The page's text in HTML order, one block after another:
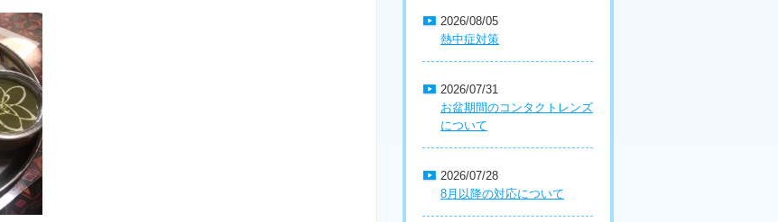
2026/08/05
熱中症対策
2026/07/31
お盆期間のコンタクトレンズ
について
2026/07/28
8月以降の対応について